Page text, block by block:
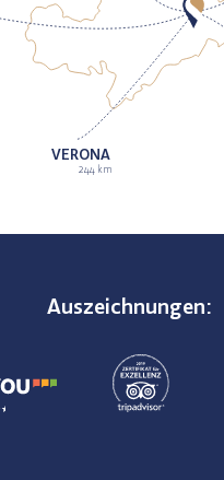
VERONA
244 km
Auszeichnungen:
TripAdvisor